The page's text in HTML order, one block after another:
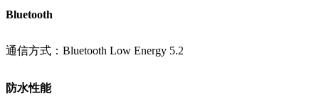
Bluetooth
通信方式：Bluetooth Low Energy 5.2
防水性能